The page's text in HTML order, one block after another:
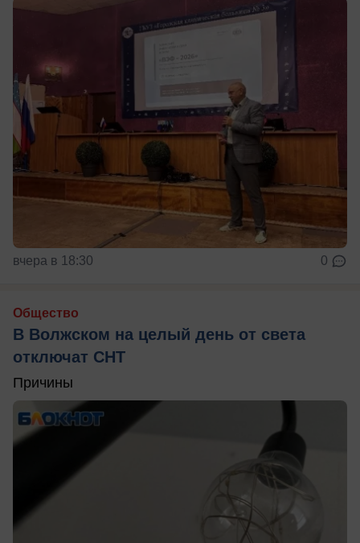
вчера в 18:30 0
Общество
В Волжском на целый день от света
отключат СНТ
Причины